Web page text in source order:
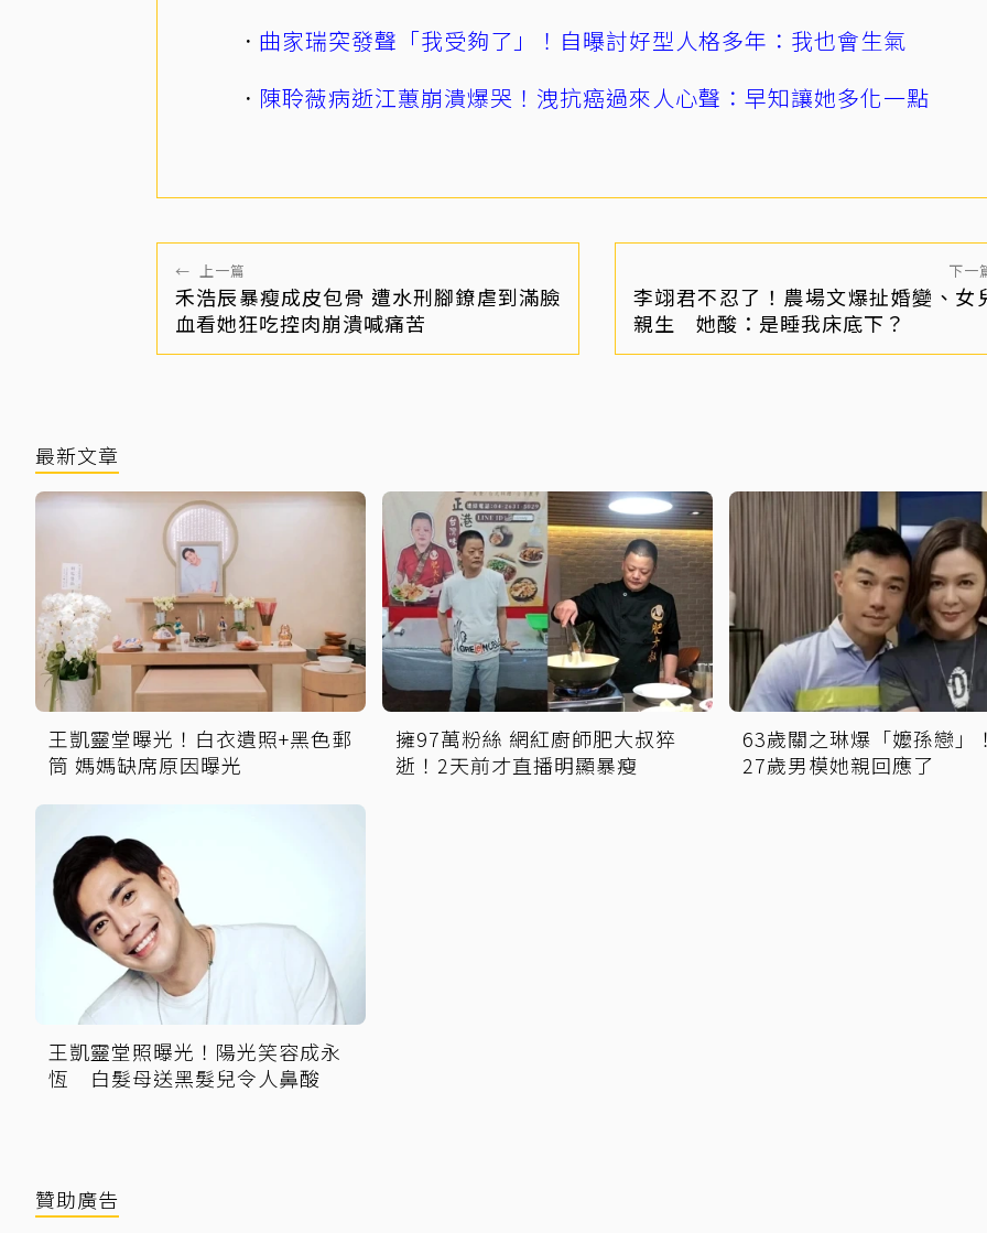
曲家瑞突發聲「我受夠了」！自曝討好型人格多年：我也會生氣
陳聆薇病逝江蕙崩潰爆哭！洩抗癌過來人心聲：早知讓她多化一點
← 上一篇
禾浩辰暴瘦成皮包骨 遭水刑腳鐐虐到滿臉
血看她狂吃控肉崩潰喊痛苦
下一
李翊君不忍了！農場文爆扯婚變、女
親生 她酸：是睡我床底下？
最新文章
王凱靈堂曝光！白衣遺照+黑色郵
筒 媽媽缺席原因曝光
擁97萬粉絲 網紅廚師肥大叔猝
逝！2天前才直播明顯暴瘦
63歲關之琳爆「嬤孫戀」
27歲男模她親回應了
王凱靈堂照曝光！陽光笑容成永
恆 白髮母送黑髮兒令人鼻酸
贊助廣告